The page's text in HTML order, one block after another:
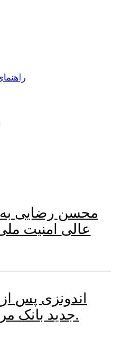
محسن رضایی به
عالی امنیت
اندونزی پس
جدید بانک مرکزی را معرفی کرد.